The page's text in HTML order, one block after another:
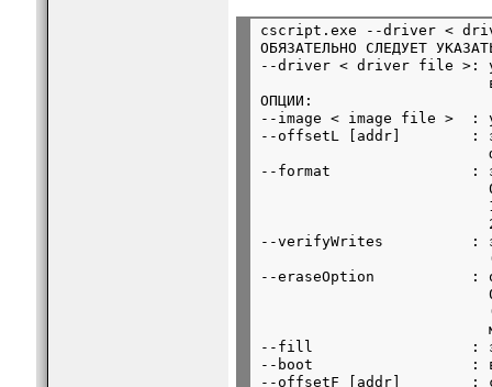
cscript.exe --driver <
ОБЯЗАТЕЛЬНО СЛЕДУЕТ
--driver < driver file >:
ОПЦИИ:
--image < image file >  :
--offsetL [addr]        :
--format                :
--verifyWrites          :
--eraseOption           :
--fill                  :
--boot                  :
--offsetF [addr]        :